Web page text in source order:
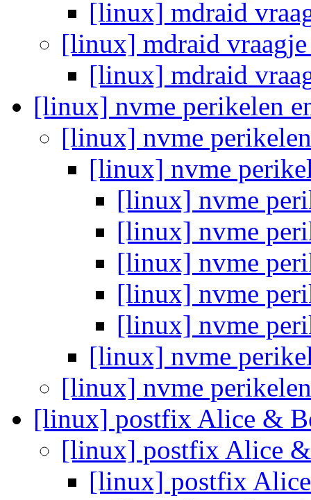
[linux] mdraid
[linux] mdraid
[linux] mdraid
[linux] nvme perikelen
[linux] nvme
[linux] nvme
[linux] nvme
[linux] nvme
[linux] nvme
[linux] nvme
[linux] nvme
[linux] nvme
[linux] nvme
[linux] postfix Alice &
[linux] postfix Alice
[linux] postfix